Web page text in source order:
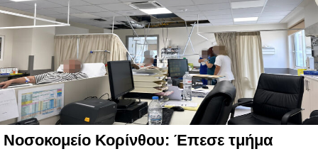
Νοσοκομείο Κορίνθου: Έπεσε τμήμα